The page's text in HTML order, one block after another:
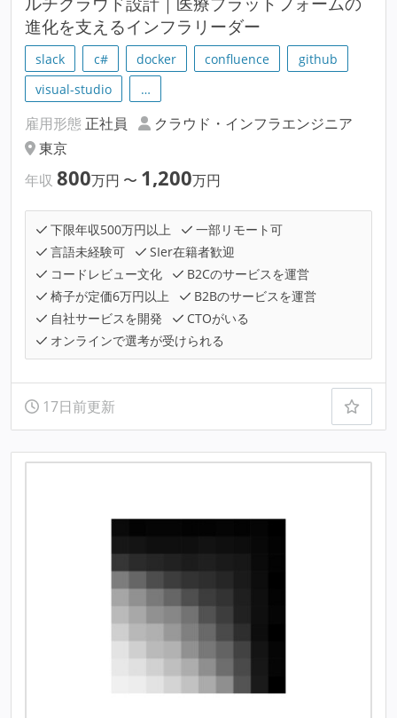
進化を支えるインフラリーダー
slack c# docker confluence
github
visual-studio
…
雇用形態 正社員
クラウド・インフラエンジニア
東京
年収 800万円 〜 1,200万円
下限年収500万円以上
一部リモート可
言語未経験可
SIer在籍者歓迎
コードレビュー文化
B2Cのサービスを運営
椅子が定価6万円以上
B2Bのサービスを運営
自社サービスを開発
CTOがいる
オンラインで選考が受けられる
17日前更新